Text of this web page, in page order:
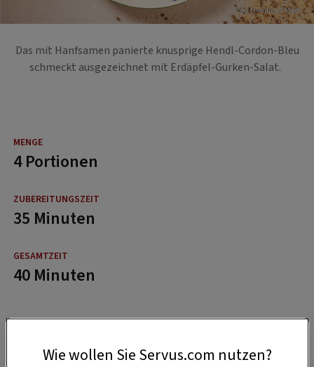
Foto: Eisenhut & Mayer
Das mit Hanfsamen panierte knusprige Hendl-Cordon-Bleu
schmeckt ausgezeichnet mit Erdäpfel-Gurken-Salat.
4 Portionen
35 Minuten
40 Minuten
Wie wollen Sie Servus.com nutzen?